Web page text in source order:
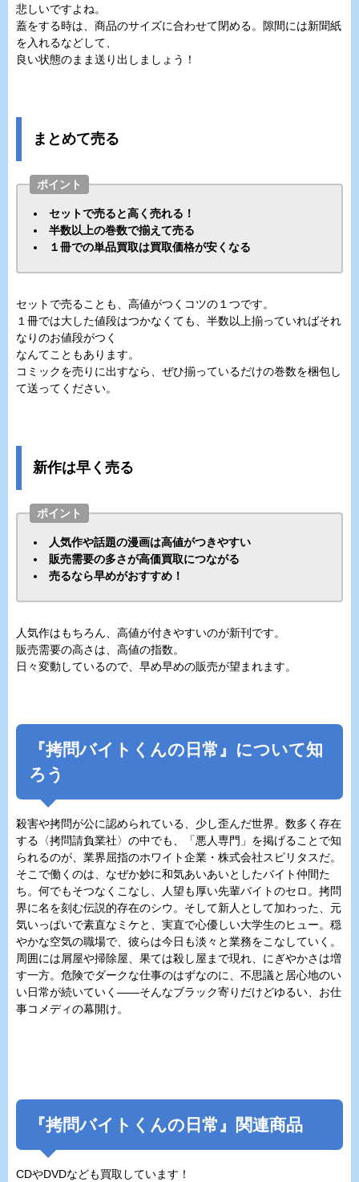
悲しいですよね。
蓋をする時は、商品のサイズに合わせて閉める。隙間には新聞紙
を入れるなどして、
良い状態のまま送り出しましょう！
まとめて売る
ポイント
セットで売ると高く売れる！
半数以上の巻数で揃えて売る
１冊での単品買取は買取価格が安くなる
セットで売ることも、高値がつくコツの１つです。
１冊では大した値段はつかなくても、半数以上揃っていればそれ
なりのお値段がつく
なんてこともあります。
コミックを売りに出すなら、ぜひ揃っているだけの巻数を梱包し
て送ってください。
新作は早く売る
ポイント
人気作や話題の漫画は高値がつきやすい
販売需要の多さが高価買取につながる
売るなら早めがおすすめ！
人気作はもちろん、高値が付きやすいのが新刊です。
販売需要の高さは、高値の指数。
日々変動しているので、早め早めの販売が望まれます。
『拷問バイトくんの日常』について知
ろう
殺害や拷問が公に認められている、少し歪んだ世界。数多く存在
する〈拷問請負業社〉の中でも、「悪人専門」を掲げることで知
られるのが、業界屈指のホワイト企業・株式会社スピリタスだ。
そこで働くのは、なぜか妙に和気あいあいとしたバイト仲間た
ち。何でもそつなくこなし、人望も厚い先輩バイトのセロ。拷問
界に名を刻む伝説的存在のシウ。そして新人として加わった、元
気いっぱいで素直なミケと、実直で心優しい大学生のヒュー。穏
やかな空気の職場で、彼らは今日も淡々と業務をこなしていく。
周囲には屑屋や掃除屋、果ては殺し屋まで現れ、にぎやかさは増
す一方。危険でダークな仕事のはずなのに、不思議と居心地のい
い日常が続いていく――そんなブラック寄りだけどゆるい、お仕
事コメディの幕開け。
『拷問バイトくんの日常』関連商品
CDやDVDなども買取しています！